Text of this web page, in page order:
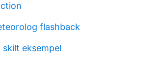
flashback
eksempel